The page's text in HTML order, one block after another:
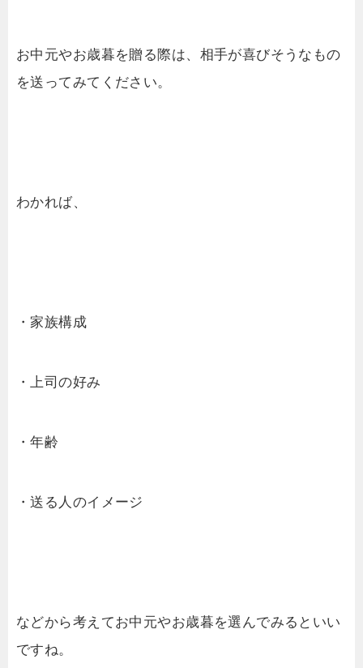
お中元やお歳暮を贈る際は、相手が喜びそうなもの
を送ってみてください。
わかれば、
・家族構成
・上司の好み
・年齢
・送る人のイメージ
などから考えてお中元やお歳暮を選んでみるといい
ですね。